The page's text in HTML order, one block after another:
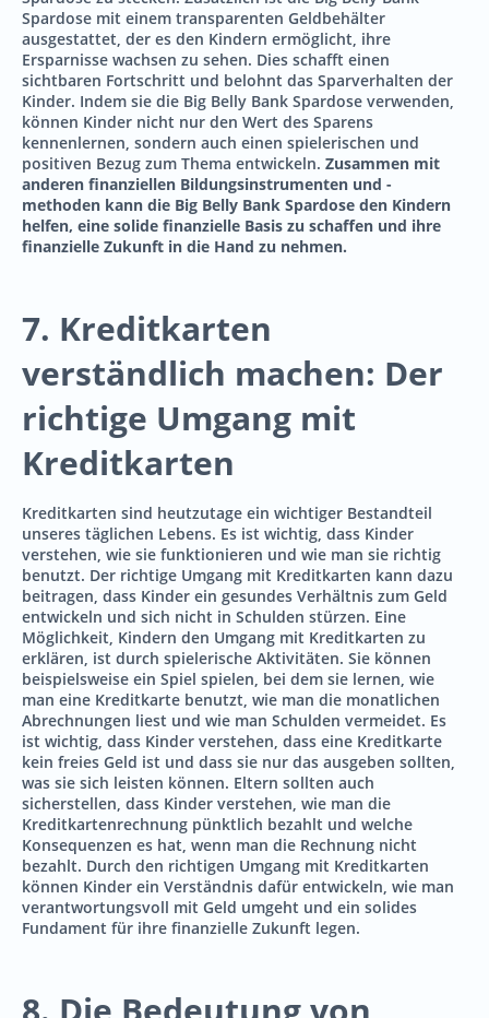
Spardose mit einem transparenten Geldbehälter
ausgestattet, der es den Kindern ermöglicht, ihre
Ersparnisse wachsen zu sehen. Dies schafft einen
sichtbaren Fortschritt und belohnt das Sparverhalten der
Kinder. Indem sie die Big Belly Bank Spardose verwenden,
können Kinder nicht nur den Wert des Sparens
kennenlernen, sondern auch einen spielerischen und
positiven Bezug zum Thema entwickeln. Zusammen mit
anderen finanziellen Bildungsinstrumenten und -
methoden kann die Big Belly Bank Spardose den Kindern
helfen, eine solide finanzielle Basis zu schaffen und ihre
finanzielle Zukunft in die Hand zu nehmen.
7. Kreditkarten
verständlich machen: Der
richtige Umgang mit
Kreditkarten
Kreditkarten sind heutzutage ein wichtiger Bestandteil
unseres täglichen Lebens. Es ist wichtig, dass Kinder
verstehen, wie sie funktionieren und wie man sie richtig
benutzt. Der richtige Umgang mit Kreditkarten kann dazu
beitragen, dass Kinder ein gesundes Verhältnis zum Geld
entwickeln und sich nicht in Schulden stürzen. Eine
Möglichkeit, Kindern den Umgang mit Kreditkarten zu
erklären, ist durch spielerische Aktivitäten. Sie können
beispielsweise ein Spiel spielen, bei dem sie lernen, wie
man eine Kreditkarte benutzt, wie man die monatlichen
Abrechnungen liest und wie man Schulden vermeidet. Es
ist wichtig, dass Kinder verstehen, dass eine Kreditkarte
kein freies Geld ist und dass sie nur das ausgeben sollten,
was sie sich leisten können. Eltern sollten auch
sicherstellen, dass Kinder verstehen, wie man die
Kreditkartenrechnung pünktlich bezahlt und welche
Konsequenzen es hat, wenn man die Rechnung nicht
bezahlt. Durch den richtigen Umgang mit Kreditkarten
können Kinder ein Verständnis dafür entwickeln, wie man
verantwortungsvoll mit Geld umgeht und ein solides
Fundament für ihre finanzielle Zukunft legen.